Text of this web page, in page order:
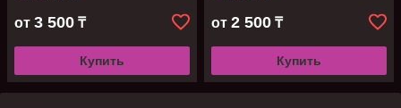
от 3 500 ₸
Купить
от 2 500 ₸
Купить